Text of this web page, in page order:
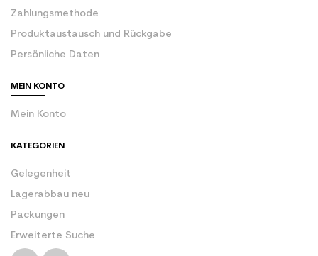
Zahlungsmethode
Produktaustausch und Rückgabe
Persönliche Daten
MEIN KONTO
Mein Konto
KATEGORIEN
Gelegenheit
Lagerabbau neu
Packungen
Erweiterte Suche